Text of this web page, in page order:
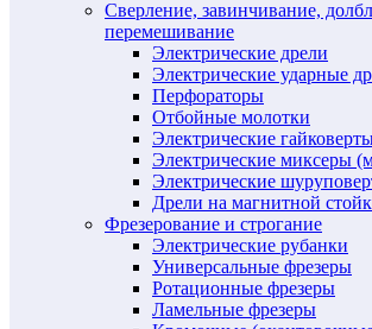
Сверление, завинчивание,
перемешивание
Электрические дрели
Электрические ударные
Перфораторы
Отбойные молотки
Электрические
Электрические миксеры
Электрические
Дрели на магнитной
Фрезерование и строгание
Электрические рубанки
Универсальные фрезеры
Ротационные фрезеры
Ламельные фрезеры